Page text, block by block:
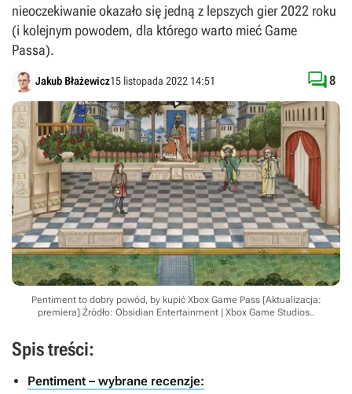
nieoczekiwanie okazało się jedną z lepszych gier 2022 roku
(i kolejnym powodem, dla którego warto mieć Game
Passa).
Jakub Błażewicz15 listopada 2022 14:51 8
Pentiment to dobry powód, by kupić Xbox Game Pass [Aktualizacja:
premiera] Źródło: Obsidian Entertainment | Xbox Game Studios..
Spis treści:
Pentiment – wybrane recenzje: